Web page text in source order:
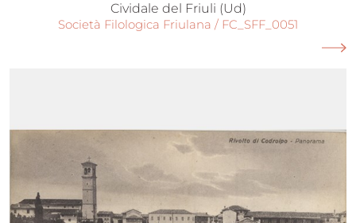
Cividale del Friuli (Ud)
Società Filologica Friulana / FC_SFF_0051